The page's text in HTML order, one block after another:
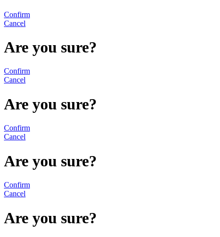
Confirm
Cancel
Are you sure?
Confirm
Cancel
Are you sure?
Confirm
Cancel
Are you sure?
Confirm
Cancel
Are you sure?